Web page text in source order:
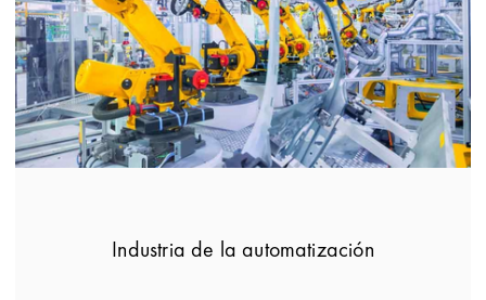
Industria de la automatización